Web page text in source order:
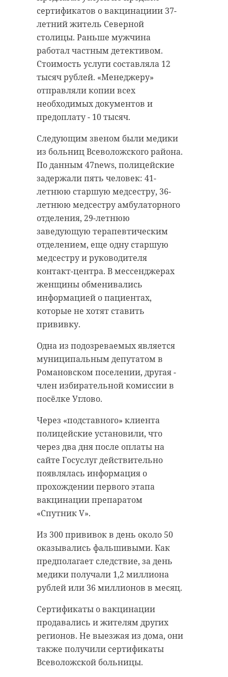
сертификатов о вакцинациии 37-
летний житель Северной
столицы. Раньше мужчина
работал частным детективом.
Стоимость услуги составляла 12
тысяч рублей. «Менеджеру»
отправляли копии всех
необходимых документов и
предоплату - 10 тысяч.
Следующим звеном были медики
из больниц Всеволожского района.
По данным 47news, полицейские
задержали пять человек: 41-
летнюю старшую медсестру, 36-
летнюю медсестру амбулаторного
отделения, 29-летнюю
заведующую терапевтическим
отделением, еще одну старшую
медсестру и руководителя
контакт-центра. В мессенджерах
женщины обменивались
информацией о пациентах,
которые не хотят ставить
прививку.
Одна из подозреваемых является
муниципальным депутатом в
Романовском поселении, другая -
член избирательной комиссии в
посёлке Углово.
Через «подставного» клиента
полицейские установили, что
через два дня после оплаты на
сайте Госуслуг действительно
появлялась информация о
прохождении первого этапа
вакцинации препаратом
«Спутник V».
Из 300 прививок в день около 50
оказывались фальшивыми. Как
предполагает следствие, за день
медики получали 1,2 миллиона
рублей или 36 миллионов в месяц.
Сертификаты о вакцинации
продавались и жителям других
регионов. Не выезжая из дома, они
также получили сертификаты
Всеволожской больницы.